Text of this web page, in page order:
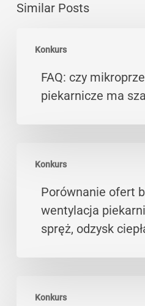
Similar Posts
Konkurs
mikroprzedsiębiorstwo
piekarnicze
dotację
FAQ: czy
piekarnicze ma
Konkurs
ofert
piekarni:
spręż,
Porównanie ofert
wentylacja
spręż, odzysk
Konkurs